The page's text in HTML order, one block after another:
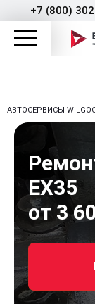
+7 (800)
АВТОСЕРВИСЫ
EX35
от 3